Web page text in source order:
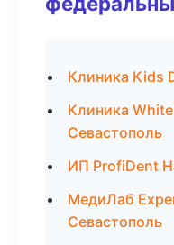
Клиника Kids
Клиника
Севастополь
ИП ProfiDent
МедиЛаб
Севастополь